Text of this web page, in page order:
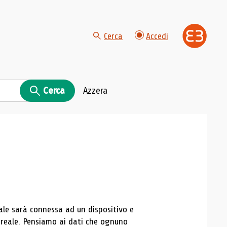
Cerca Accedi
Cerca Azzera
sarà connessa ad un dispositivo e
Pensiamo ai dati che ognuno